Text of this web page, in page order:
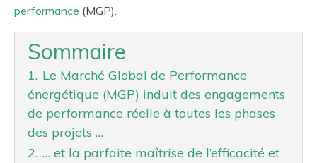
performance (MGP).
Sommaire
1. Le Marché Global de Performance
énergétique (MGP) induit des engagements
de performance réelle à toutes les phases
des projets …
2. … et la parfaite maîtrise de l’efficacité et